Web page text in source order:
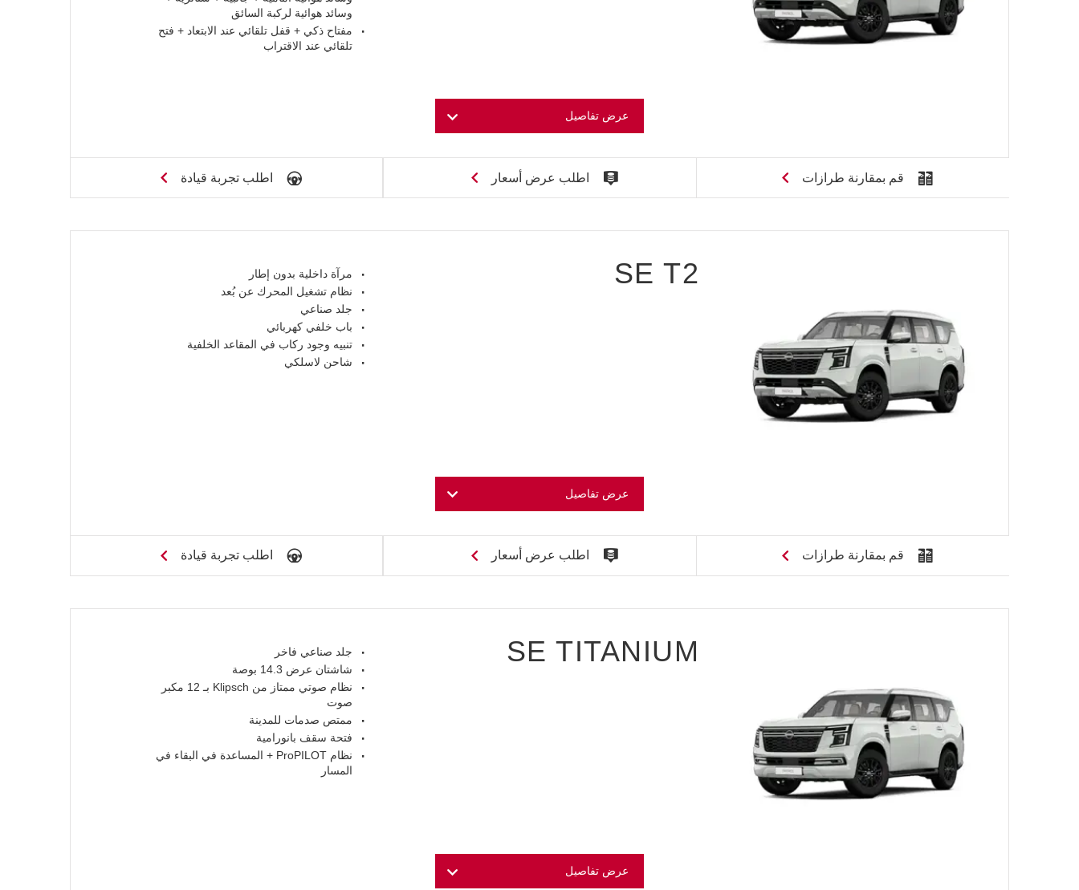
وسائد هوائية لركبة السائق
مفتاح ذكي + قفل تلقائي عند الابتعاد + فتح
تلقائي عند الاقتراب
عرض تفاصيل
قم بمقارنة طرازات اطلب عرض أسعار اطلب تجربة قيادة
SE T2
مرآة داخلية بدون إطار
نظام تشغيل المحرك عن بُعد
جلد صناعي
باب خلفي كهربائي
تنبيه وجود ركاب في المقاعد الخلفية
شاحن لاسلكي
عرض تفاصيل
قم بمقارنة طرازات اطلب عرض أسعار اطلب تجربة قيادة
SE TITANIUM
جلد صناعي فاخر
شاشتان عرض 14.3 بوصة
نظام صوتي ممتاز من Klipsch بـ 12 مكبر
صوت
ممتص صدمات للمدينة
فتحة سقف بانورامية
نظام ProPILOT + المساعدة في البقاء في
المسار
عرض تفاصيل